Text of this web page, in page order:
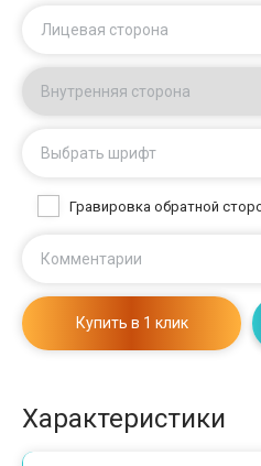
Лицевая сторона
Внутренняя сторона
Выбрать шрифт
Гравировка обратной
Комментарии
Купить в 1 клик
Характеристики